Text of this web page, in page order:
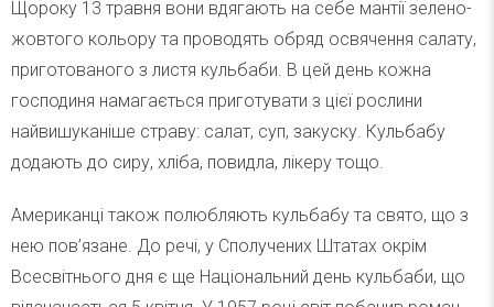
Щороку 13 травня вони вдягають на себе мантії зелено-
жовтого кольору та проводять обряд освячення салату,
приготованого з листя кульбаби. В цей день кожна
господиня намагається приготувати з цієї рослини
найвишуканіше страву: салат, суп, закуску. Кульбабу
додають до сиру, хліба, повидла, лікеру тощо.
Американці також полюбляють кульбабу та свято, що з
нею пов’язане. До речі, у Сполучених Штатах окрім
Всесвітнього дня є ще Національний день кульбаби, що